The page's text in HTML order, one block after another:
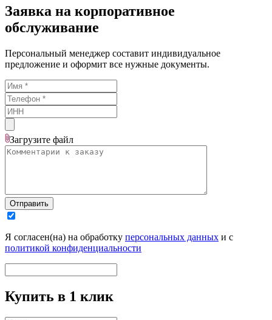
Заявка на корпоративное
обслуживание
Персональный менеджер составит индивидуальное
предложение и оформит все нужные документы.
Загрузите файл
Отправить
Я согласен(на) на обработку персональных данных и с
политикой конфиденциальности
Купить в 1 клик